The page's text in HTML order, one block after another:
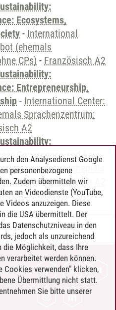
Ecosystems,
- International
(ehemals
CPs) - Französisch A2
Entrepreneurship,
- International Center:
Sprachenzentrum;
A2
Governance and Law-
(ehemals
CPs) -Französisch A2
den Analysedienst Google
personenbezogene
Zudem übermitteln wir
an Videodienste (YouTube,
Videos anzuzeigen. Diese
die USA übermittelt. Der
Datenschutzniveau in den
jedoch als unzureichend
die Möglichkeit, dass Ihre
verarbeitet werden können.
Cookies verwenden" klicken,
Übermittlung nicht statt.
Sie bitte unserer